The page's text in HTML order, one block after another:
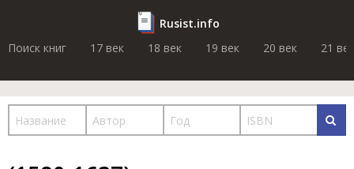
Rusist.info
Поиск книг
17 век 18 век 19 век 20 век 21 век